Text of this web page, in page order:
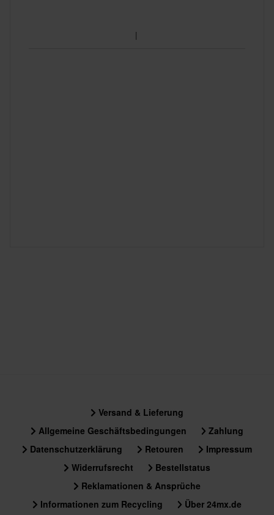
Versand & Lieferung
Allgemeine Geschäftsbedingungen
Zahlung
Datenschutzerklärung
Retouren
Impressum
Widerrufsrecht
Bestellstatus
Reklamationen & Ansprüche
Informationen zum Recycling
Über 24mx.de